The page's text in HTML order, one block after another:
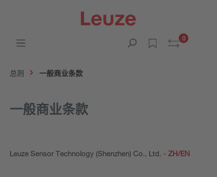
0
总则 一般商业条款
一般商业条款
Leuze Sensor Technology (Shenzhen) Co., Ltd. - ZH/EN